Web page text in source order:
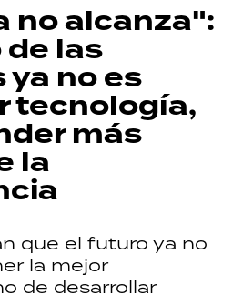
no alcanza":
las
no es
tecnología,
más
la
que el futuro ya no
la mejor
de desarrollar